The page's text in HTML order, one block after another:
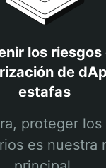
los riesgos
de
estafas
proteger
es nuestra